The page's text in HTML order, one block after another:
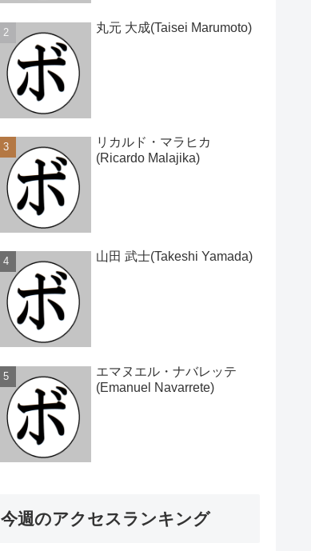
丸元 大成(Taisei Marumoto)
リカルド・マラヒカ
(Ricardo Malajika)
山田 武士(Takeshi Yamada)
エマヌエル・ナバレッテ
(Emanuel Navarrete)
今週のアクセスランキング